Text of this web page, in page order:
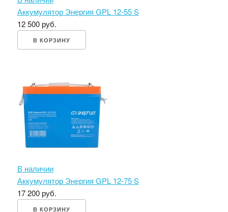
Аккумулятор Энергия GPL 12-55 S
12 500 руб.
В КОРЗИНУ
В наличии
Аккумулятор Энергия GPL 12-75 S
17 200 руб.
В КОРЗИНУ